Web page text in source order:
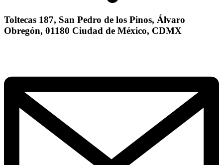
Toltecas 187, San Pedro de los Pinos, Álvaro
Obregón, 01180 Ciudad de México, CDMX